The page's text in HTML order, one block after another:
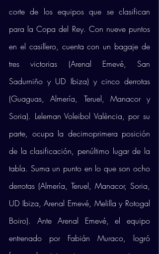
corte de los equipos que se clasifican
para la Copa del Rey. Con nueve puntos
en el casillero, cuenta con un bagaje de
tres victorias (Arenal Emevé, San
Sadurniño y UD Ibiza) y cinco derrotas
(Guaguas, Almería, Teruel, Manacor y
Soria). Leleman Voleibol València, por su
parte, ocupa la decimoprimera posición
de la clasificación, penúltimo lugar de la
tabla. Suma un punto en lo que son ocho
derrotas (Almería, Teruel, Manacor, Soria,
UD Ibiza, Arenal Emevé, Melilla y Rotogal
Boiro). Ante Arenal Emevé, el equipo
entrenado por Fabián Muraco, logró